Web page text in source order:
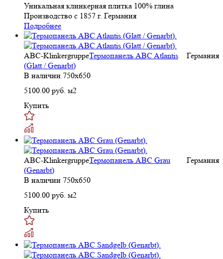
Уникальная клинкерная плитка 100% глина
Производство с 1857 г. Германия
Подробнее
ABC-Klinkergruppe Германия
Термопанель ABC Atlantis
(Glatt / Genarbt)
В наличии 750x650
5100.00 руб. м2
Купить
ABC-Klinkergruppe Германия
Термопанель ABC Grau
(Genarbt)
В наличии 750x650
5100.00 руб. м2
Купить